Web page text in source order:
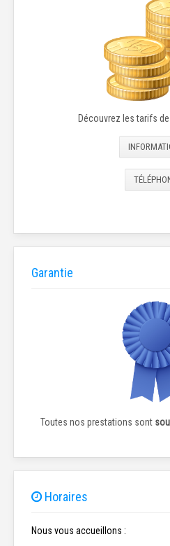
Découvrez les tarifs
Garantie
Toutes nos prestations sont
Horaires
Nous vous accueillons :